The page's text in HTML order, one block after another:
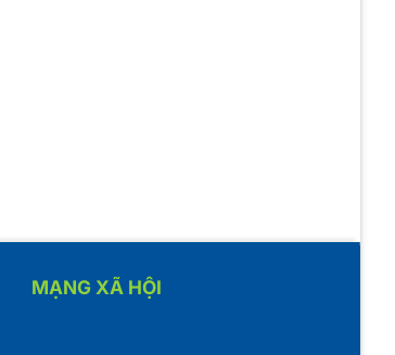
MẠNG XÃ HỘI